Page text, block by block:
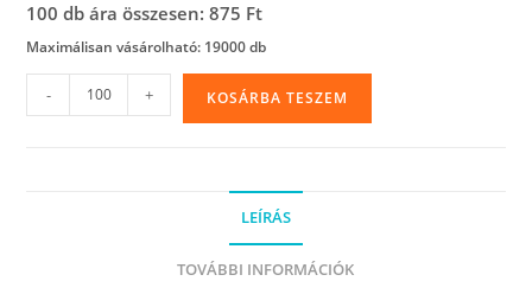
100 db ára összesen: 875 Ft
Maximálisan vásárolható: 19000 db
(celofánszerű)
- + KOSÁRBA TESZEM
LEÍRÁS
TOVÁBBI INFORMÁCIÓK